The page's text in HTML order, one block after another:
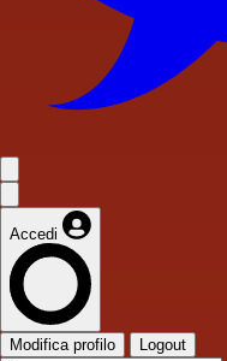
Accedi
Modifica profilo Logout